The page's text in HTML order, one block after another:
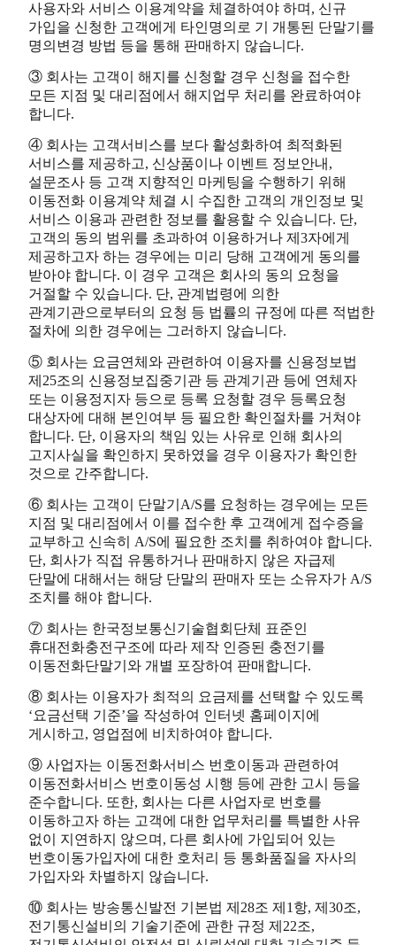
사용자와 서비스 이용계약을 체결하여야 하며, 신규
가입을 신청한 고객에게 타인명의로 기 개통된 단말기를
명의변경 방법 등을 통해 판매하지 않습니다.
③ 회사는 고객이 해지를 신청할 경우 신청을 접수한
모든 지점 및 대리점에서 해지업무 처리를 완료하여야
합니다.
④ 회사는 고객서비스를 보다 활성화하여 최적화된
서비스를 제공하고, 신상품이나 이벤트 정보안내,
설문조사 등 고객 지향적인 마케팅을 수행하기 위해
이동전화 이용계약 체결 시 수집한 고객의 개인정보 및
서비스 이용과 관련한 정보를 활용할 수 있습니다. 단,
고객의 동의 범위를 초과하여 이용하거나 제3자에게
제공하고자 하는 경우에는 미리 당해 고객에게 동의를
받아야 합니다. 이 경우 고객은 회사의 동의 요청을
거절할 수 있습니다. 단, 관계법령에 의한
관계기관으로부터의 요청 등 법률의 규정에 따른 적법한
절차에 의한 경우에는 그러하지 않습니다.
⑤ 회사는 요금연체와 관련하여 이용자를 신용정보법
제25조의 신용정보집중기관 등 관계기관 등에 연체자
또는 이용정지자 등으로 등록 요청할 경우 등록요청
대상자에 대해 본인여부 등 필요한 확인절차를 거쳐야
합니다. 단, 이용자의 책임 있는 사유로 인해 회사의
고지사실을 확인하지 못하였을 경우 이용자가 확인한
것으로 간주합니다.
⑥ 회사는 고객이 단말기A/S를 요청하는 경우에는 모든
지점 및 대리점에서 이를 접수한 후 고객에게 접수증을
교부하고 신속히 A/S에 필요한 조치를 취하여야 합니다.
단, 회사가 직접 유통하거나 판매하지 않은 자급제
단말에 대해서는 해당 단말의 판매자 또는 소유자가 A/S
조치를 해야 합니다.
⑦ 회사는 한국정보통신기술협회단체 표준인
휴대전화충전구조에 따라 제작 인증된 충전기를
이동전화단말기와 개별 포장하여 판매합니다.
⑧ 회사는 이용자가 최적의 요금제를 선택할 수 있도록
‘요금선택 기준’을 작성하여 인터넷 홈페이지에
게시하고, 영업점에 비치하여야 합니다.
⑨ 사업자는 이동전화서비스 번호이동과 관련하여
이동전화서비스 번호이동성 시행 등에 관한 고시 등을
준수합니다. 또한, 회사는 다른 사업자로 번호를
이동하고자 하는 고객에 대한 업무처리를 특별한 사유
없이 지연하지 않으며, 다른 회사에 가입되어 있는
번호이동가입자에 대한 호처리 등 통화품질을 자사의
가입자와 차별하지 않습니다.
⑩ 회사는 방송통신발전 기본법 제28조 제1항, 제30조,
전기통신설비의 기술기준에 관한 규정 제22조,